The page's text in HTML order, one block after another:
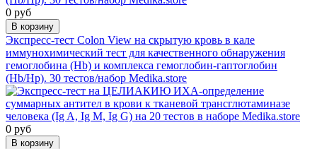
0 руб
В корзину
Экспресс-тест Colon View на скрытую кровь в кале
иммунохимический тест для качественного обнаружения
гемоглобина (Hb) и комплекса гемоглобин-гаптоглобин
(Hb/Hp). 30 тестов/набор Medika.store
0 руб
В корзину